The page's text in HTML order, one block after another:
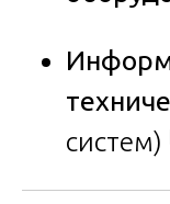
систем)